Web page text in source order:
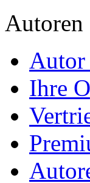
Autoren
Autor
Ihre